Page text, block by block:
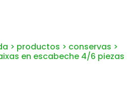
> productos > conservas >
en escabeche 4/6 piezas